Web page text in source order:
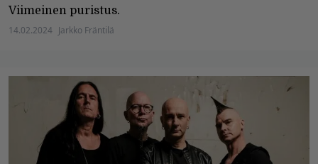
Viimeinen puristus.
14.02.2024 Jarkko Fräntilä